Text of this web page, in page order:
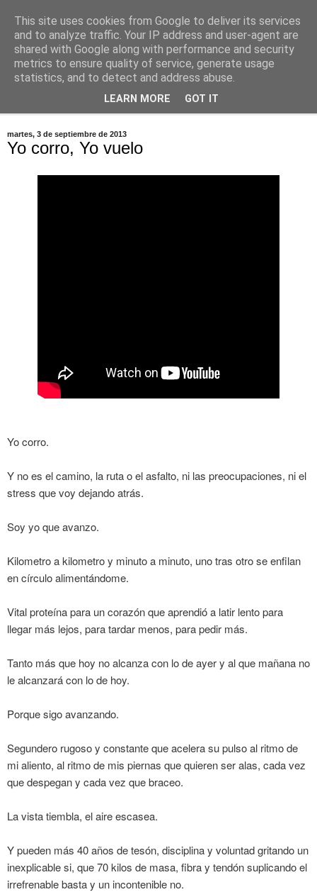
Dawolf
Blog, cine, fotografia, programación
martes, 3 de septiembre de 2013
Yo corro, Yo vuelo
Yo corro.
Y no es el camino, la ruta o el asfalto, ni las preocupaciones, ni el
stress que voy dejando atrás.
Soy yo que avanzo.
Kilometro a kilometro y minuto a minuto, uno tras otro se enfilan
en círculo alimentándome.
Vital proteína para un corazón que aprendió a latir lento para
llegar más lejos, para tardar menos, para pedir más.
Tanto más que hoy no alcanza con lo de ayer y al que mañana no
le alcanzará con lo de hoy.
Porque sigo avanzando.
Segundero rugoso y constante que acelera su pulso al ritmo de
mi aliento, al ritmo de mis piernas que quieren ser alas, cada vez
que despegan y cada vez que braceo.
La vista tiembla, el aire escasea.
Y pueden más 40 años de tesón, disciplina y voluntad gritando un
inexplicable si, que 70 kilos de masa, fibra y tendón suplicando el
irrefrenable basta y un incontenible no.
This site uses cookies from Google to deliver its services
and to analyze traffic. Your IP address and user-agent are
shared with Google along with performance and security
metrics to ensure quality of service, generate usage
statistics, and to detect and address abuse.
LEARN MORE GOT IT